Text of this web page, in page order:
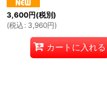
3,600円(税別)
(税込 : 3,960円)
カートに入れる